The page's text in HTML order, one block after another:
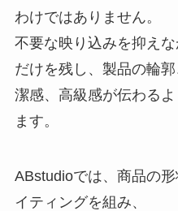
わけではありません。
不要な映り込みを抑え
だけを残し、製品の輪
潔感、高級感が伝わる
ます。
ABstudioでは、商品の
イティングを組み、